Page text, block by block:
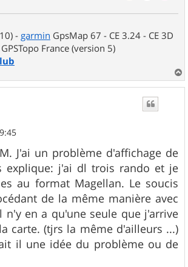
- garmin GpsMap 67 - CE 3.24 - CE 3D
France (version 5)
a
u
J'ai un problème d'affichage de
explique: j'ai dl trois rando et je
au format Magellan. Le soucis
de la même manière avec
n'y en a qu'une seule que j'arrive
carte. (tjrs la même d'ailleurs ...)
il une idée du problème ou de